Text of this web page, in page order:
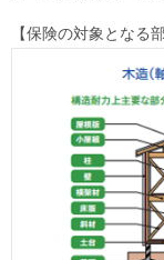
【保険の対象となる部